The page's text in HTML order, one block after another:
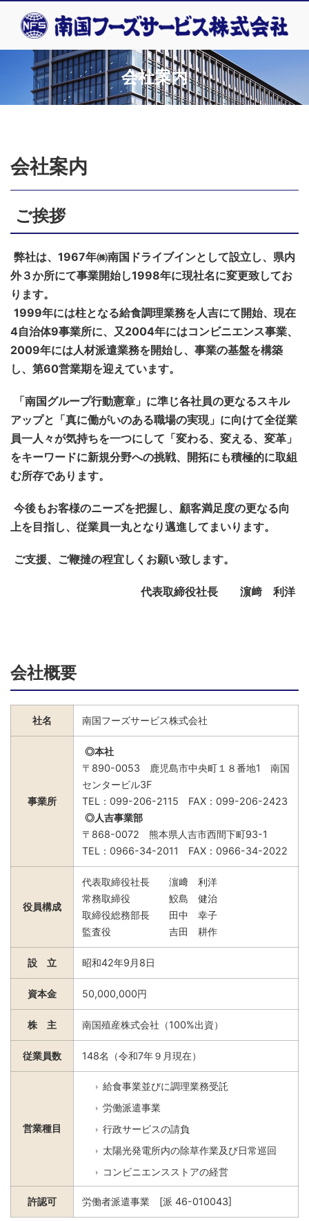
会社案内
会社案内
ご挨拶
弊社は、1967年㈱南国ドライブインとして設立し、県内
外３か所にて事業開始し1998年に現社名に変更致してお
ります。
1999年には柱となる給食調理業務を人吉にて開始、現在
4自治体9事業所に、又2004年にはコンビニエンス事業、
2009年には人材派遣業務を開始し、事業の基盤を構築
し、第60営業期を迎えています。
「南国グループ行動憲章」に準じ各社員の更なるスキル
アップと「真に働がいのある職場の実現」に向けて全従業
員一人々が気持ちを一つにして「変わる、変える、変革」
をキーワードに新規分野への挑戦、開拓にも積極的に取組
む所存であります。
今後もお客様のニーズを把握し、顧客満足度の更なる向
上を目指し、従業員一丸となり邁進してまいります。
ご支援、ご鞭撻の程宜しくお願い致します。
代表取締役社長 濵﨑 利洋
会社概要
社名 南国フーズサービス株式会社
事業所
◎本社
〒890-0053 鹿児島市中央町１８番地1 南国
センタービル3F
TEL：099-206-2115 FAX：099-206-2423
◎人吉事業部
〒868-0072 熊本県人吉市西間下町93-1
TEL：0966-34-2011 FAX：0966-34-2022
役員構成
代表取締役社長 濵﨑 利洋
常務取締役 鮫島 健治
取締役総務部長 田中 幸子
監査役 吉田 耕作
設 立 昭和42年9月8日
資本金 50,000,000円
株 主 南国殖産株式会社（100%出資）
従業員数 148名（令和7年９月現在）
営業種目
給食事業並びに調理業務受託
労働派遣事業
行政サービスの請負
太陽光発電所内の除草作業及び日常巡回
コンビニエンスストアの経営
許認可 労働者派遣事業 [派 46-010043]